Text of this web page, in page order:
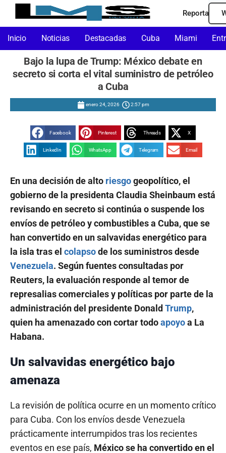
Reporta
Inicio Noticias Destacadas Cuba Miami
Bajo la lupa de Trump: México debate en
secreto si corta el vital suministro de petróleo
a Cuba
enero 24, 2026 2:57 pm
Facebook Pinterest Threads X
LinkedIn WhatsApp Telegram Email
En una decisión de alto riesgogeopolítico, el
gobierno de la presidenta Claudia Sheinbaum está
revisando en secreto si continúa o suspende los
envíos de petróleo y combustibles a Cuba, que se
han convertido en un salvavidas energético para
la isla tras el colapsode los suministros desde
Venezuela. Según fuentes consultadas por
Reuters, la evaluación responde al temor de
represalias comerciales y políticas por parte de la
administración del presidente Donald Trump,
quien ha amenazado con cortar todoapoyoa La
Habana.
Un salvavidas energético bajo
amenaza
La revisión de política ocurre en un momento crítico
para Cuba. Con los envíos desde Venezuela
prácticamente interrumpidos tras los recientes
eventos en ese país, México se ha convertido en el